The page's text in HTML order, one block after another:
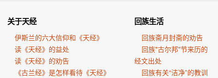
关于天经
伊斯兰的六大信仰和《天经》
读《天经》的益处
读《天经》的劝告
《古兰经》是怎样看待《天经》
回族生活
回族斋月封斋的劝告
回族"古尔邦"节来历的
经文出处
回族有关“洁净”的教训